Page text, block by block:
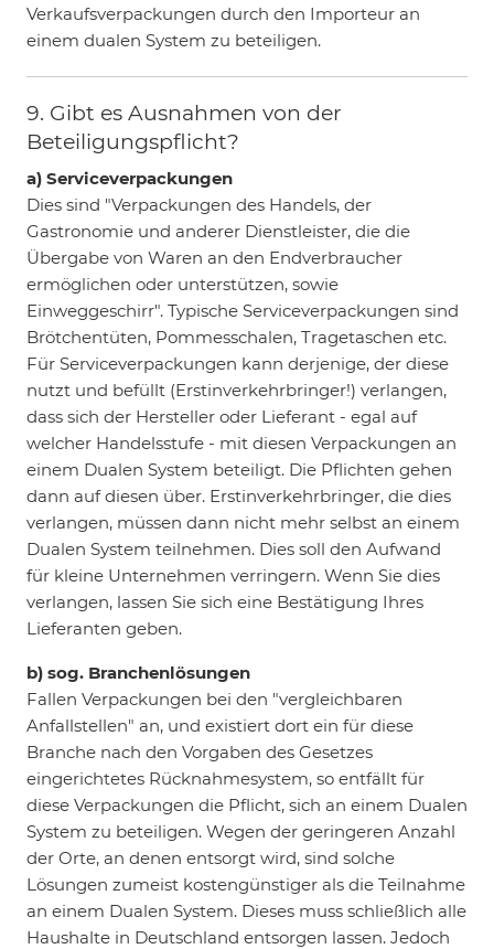
Verkaufsverpackungen durch den Importeur an
einem dualen System zu beteiligen.
9. Gibt es Ausnahmen von der
Beteiligungspflicht?
a) Serviceverpackungen
Dies sind "Verpackungen des Handels, der
Gastronomie und anderer Dienstleister, die die
Übergabe von Waren an den Endverbraucher
ermöglichen oder unterstützen, sowie
Einweggeschirr". Typische Serviceverpackungen sind
Brötchentüten, Pommesschalen, Tragetaschen etc.
Für Serviceverpackungen kann derjenige, der diese
nutzt und befüllt (Erstinverkehrbringer!) verlangen,
dass sich der Hersteller oder Lieferant - egal auf
welcher Handelsstufe - mit diesen Verpackungen an
einem Dualen System beteiligt. Die Pflichten gehen
dann auf diesen über. Erstinverkehrbringer, die dies
verlangen, müssen dann nicht mehr selbst an einem
Dualen System teilnehmen. Dies soll den Aufwand
für kleine Unternehmen verringern. Wenn Sie dies
verlangen, lassen Sie sich eine Bestätigung Ihres
Lieferanten geben.
b) sog. Branchenlösungen
Fallen Verpackungen bei den "vergleichbaren
Anfallstellen" an, und existiert dort ein für diese
Branche nach den Vorgaben des Gesetzes
eingerichtetes Rücknahmesystem, so entfällt für
diese Verpackungen die Pflicht, sich an einem Dualen
System zu beteiligen. Wegen der geringeren Anzahl
der Orte, an denen entsorgt wird, sind solche
Lösungen zumeist kostengünstiger als die Teilnahme
an einem Dualen System. Dieses muss schließlich alle
Haushalte in Deutschland entsorgen lassen. Jedoch